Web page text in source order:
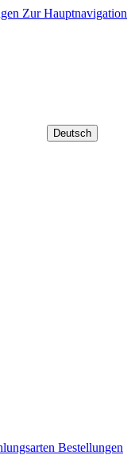
Zur Hauptnavigation
Deutsch
Bestellungen